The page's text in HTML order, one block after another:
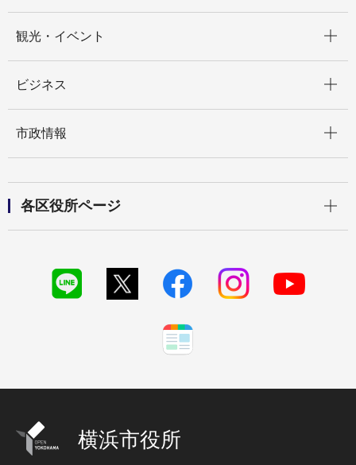
観光・イベント
ビジネス
市政情報
各区役所ページ
横浜市役所